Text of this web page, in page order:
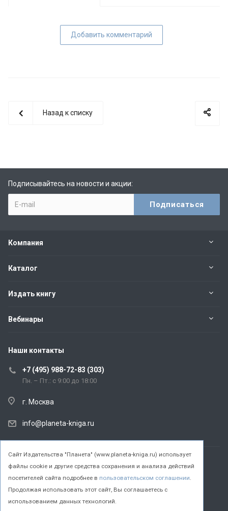
Добавить комментарий
Назад к списку
Подписывайтесь на новости и акции:
Компания
Каталог
Издать книгу
Вебинары
Наши контакты
+7 (495) 988-72-83 (303)
Пн. – Пт.: с 9:00 до 18:00
г. Москва
info@planeta-kniga.ru
© 2026 Все права защищены.
Cайт Издательства "Планета" (www.planeta-kniga.ru) использует
файлы cookie и другие средства сохранения и анализа действий
посетителей сайта подробнее в пользовательском соглашении.
Продолжая использовать этот сайт, Вы соглашаетесь с
использованием данных технологий.